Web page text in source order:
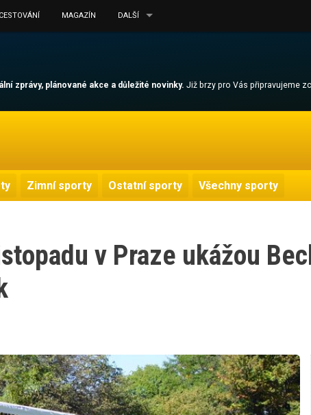
zprávy, plánované akce a důležité novinky.Již brzy pro Vás připravujeme
CESTOVÁNÍ MAGAZÍN DALŠÍ
Zimní sporty Ostatní sporty Všechny sporty
v Praze ukážou